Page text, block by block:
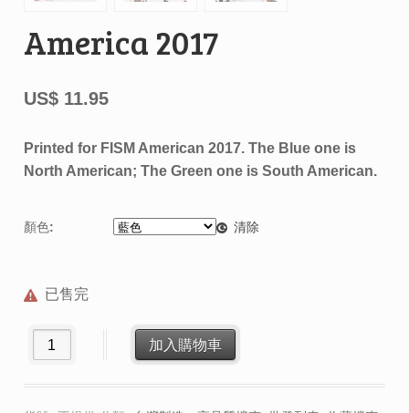
America 2017
US$11.95
Printed for FISM American 2017. The Blue one is
North American; The Green one is South American.
顏色: 清除
已售完
FISM America 2017 數量加入購物車